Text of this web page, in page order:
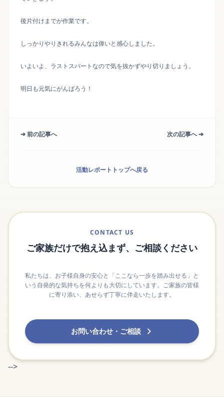
後片付けまでが作業です。
しっかりやりきれるみんなは偉いと感心しました。
いよいよ、ラストスパートなので気を抜かずやり切りましょう。
明日も元気にがんばろう！
➔ 前の記事へ 次の記事へ ➔
活動レポートトップへ戻る
CONTACT US
ご家族だけで抱え込まず、ご相談ください
私たちは、お子様自身の安心と「ここなら一歩を踏み出せる」と
いう自発的な気持ちを何よりも大切にしています。ご家族の皆様
に寄り添い、あせらず丁寧に伴走いたします。
お問い合わせ・ご相談
-->